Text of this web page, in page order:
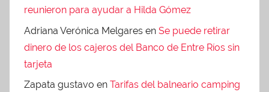
reunieron para ayudar a Hilda Gómez
Adriana Verónica Melgares en Se puede retirar
dinero de los cajeros del Banco de Entre Ríos sin
tarjeta
Zapata gustavo en Tarifas del balneario camping